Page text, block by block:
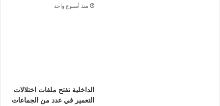
منذ أسبوع واحد
الداخلية تفتح ملفات اختلالات
التعمير في عدد من الجماعات